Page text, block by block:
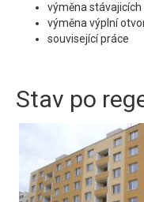
výměna
výměna výplní
související práce
Stav po